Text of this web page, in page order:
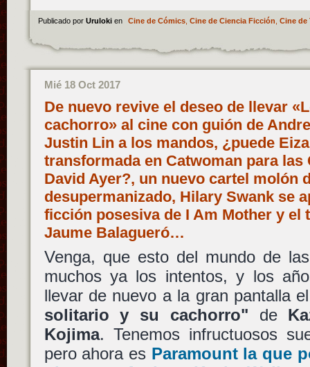
Publicado por Uruloki en Cine de Cómics, Cine de Ciencia Ficción Cine de
Mié 18 Oct 2017
De nuevo revive el deseo de llevar
cachorro» al cine con guión de
Justin Lin a los mandos, ¿puede
transformada en Catwoman para las
David Ayer?, un nuevo cartel molón
desupermanizado, Hilary Swank se
ficción posesiva de I Am Mother y el
Jaume Balagueró…
Venga, que esto del mundo de
muchos ya los intentos, y los
llevar de nuevo a la gran pantalla
solitario y su cachorro" de
Kojima. Tenemos infructuosos
pero ahora es Paramountla que